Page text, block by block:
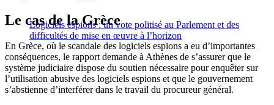
Logiciels espions : un vote politisé au Parlement et des
difficultés de mise en œuvre à l’horizon
Le cas de la Grèce
En Grèce, où le scandale des logiciels espions a eu d’importantes
conséquences, le rapport demande à Athènes de s’assurer que le
système judiciaire dispose du soutien nécessaire pour enquêter sur
l’utilisation abusive des logiciels espions et que le gouvernement
s’abstienne d’interférer dans le travail du procureur général.